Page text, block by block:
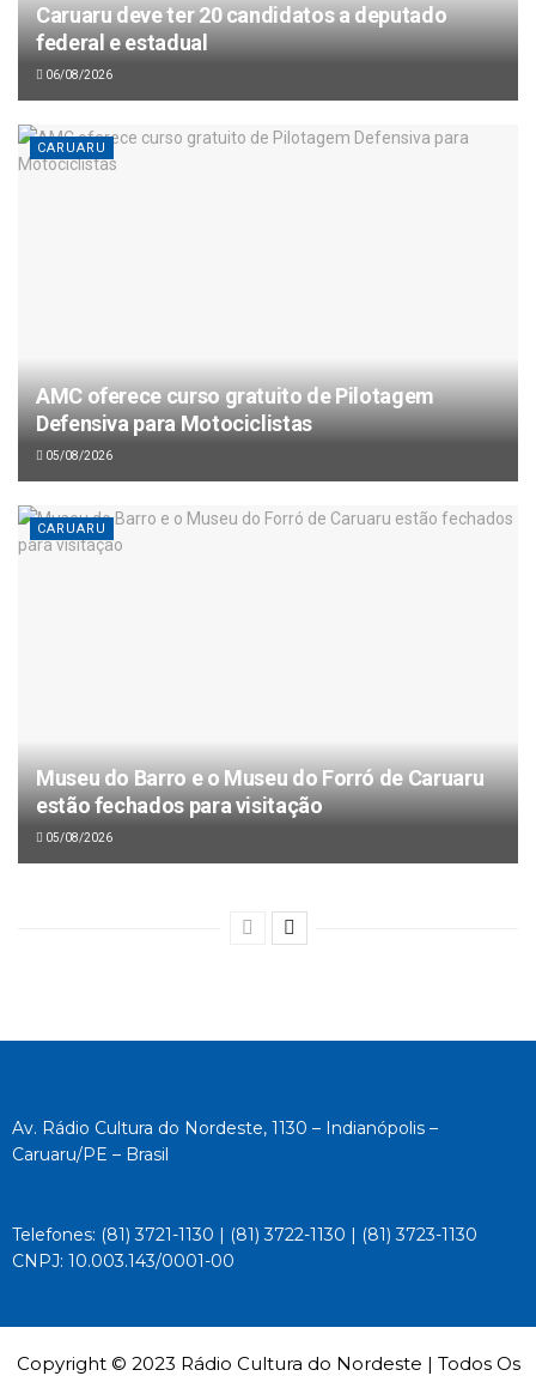
Caruaru deve ter 20 candidatos a deputado
federal e estadual
06/08/2026
CARUARU
AMC oferece curso gratuito de Pilotagem
Defensiva para Motociclistas
05/08/2026
CARUARU
Museu do Barro e o Museu do Forró de Caruaru
estão fechados para visitação
05/08/2026
Av. Rádio Cultura do Nordeste, 1130 – Indianópolis –
Caruaru/PE – Brasil
Telefones: (81) 3721-1130 | (81) 3722-1130 | (81) 3723-1130
CNPJ: 10.003.143/0001-00
Copyright © 2023 Rádio Cultura do Nordeste | Todos Os